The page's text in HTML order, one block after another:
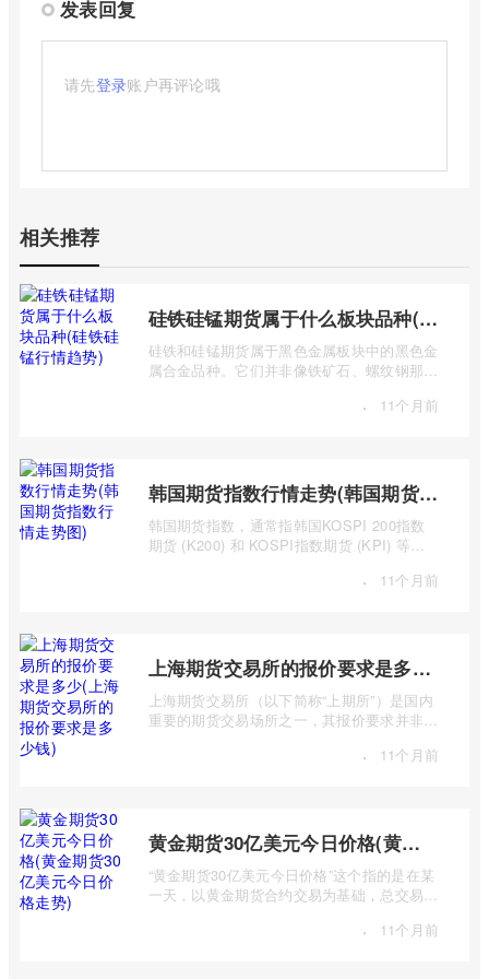
发表回复
请先登录账户再评论哦
相关推荐
硅铁硅锰期货属于什么板块品种(硅铁硅锰行情趋势)
硅铁和硅锰期货属于黑色金属板块中的黑色金
属合金品种。它们并非像铁矿石、螺纹钢那样
· 11个月前
韩国期货指数行情走势(韩国期货指数行情走势图)
韩国期货指数，通常指韩国KOSPI 200指数
期货 (K200) 和 KOSPI指数期货 (KPI) 等主
· 11个月前
上海期货交易所的报价要求是多少(上海期货交易所的报价要求是多少钱)
上海期货交易所（以下简称“上期所”）是国内
重要的期货交易场所之一，其报价要求并非一
· 11个月前
黄金期货30亿美元今日价格(黄金期货30亿美元今日价格走势)
“黄金期货30亿美元今日价格”这个指的是在某
一天，以黄金期货合约交易为基础，总交易价
· 11个月前